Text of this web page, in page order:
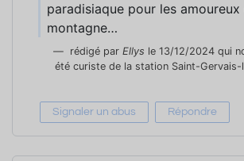
paradisiaque pour les amoureux
montagne…
rédigé par Ellys le 13/12/2024 qui
été curiste de la station Saint-Gervais-
Signaler un abus Répondre